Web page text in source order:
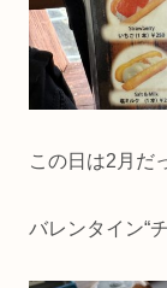
この日は2月だ
バレンタイン“